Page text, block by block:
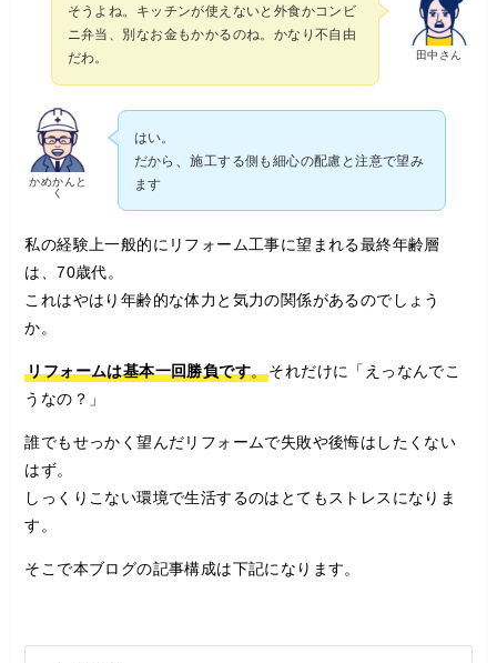
田中さん
そうよね。キッチンが使えないと外食かコンビ
ニ弁当、別なお金もかかるのね。かなり不自由
だわ。
かめかんと
く
はい。
だから
、施工する側も細心の配慮と注意で望み
ます
私の経験上一般的にリフォーム工事に望まれる最終年齢層
は、70歳代。
これはやはり年齢的な体力と気力の関係があるのでしょう
か。
リフォームは基本一回勝負です。それだけに「えっなんでこ
うなの？」
誰でもせっかく望んだリフォームで失敗や後悔はしたくない
はず。
しっくりこない環境で生活するのはとてもストレスになりま
す。
そこで本ブログの記事構成は下記になります。